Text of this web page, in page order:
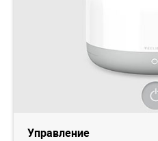
Управление